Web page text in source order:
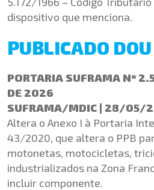
dispositivo que menciona.
PUBLICADO
PORTARIA SUFRAMA Nº
DE 2026
SUFRAMA/MDIC | 28/05/
Altera o Anexo I à Portaria
43/2020, que altera o PPB
motonetas, motocicletas,
industrializados na Zona
incluir componente.